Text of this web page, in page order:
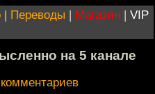
| Переводы | Магазин | VIP
на 5 канале